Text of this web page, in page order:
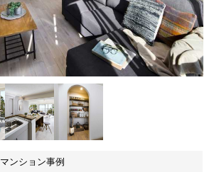
マンション事例